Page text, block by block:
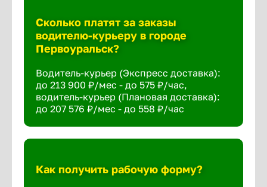
Сколько платят за заказы
водителю-курьеру в городе
Первоуральск?
Водитель-курьер (Экспресс доставка):
до 213 900 ₽/мес - до 575 ₽/час,
водитель-курьер (Плановая доставка):
до 207 576 ₽/мес - до 558 ₽/час
Как получить рабочую форму?